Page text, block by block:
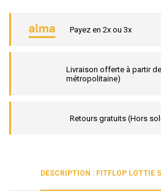
Payez en 2x ou 3x
Livraison offerte à partir
métropolitaine)
Retours gratuits (Hors
DESCRIPTION : FITFLOP LOTTIE